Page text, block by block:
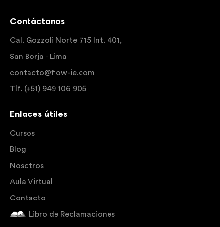
Contáctanos
Cal. Gozzoli Norte 715 Int. 401,
San Borja - Lima
contacto@flow-ie.com
Tlf. (+51) 949 106 905
Enlaces útiles
Cursos
Blog
Nosotros
Aula Virtual
Contacto
Libro de Reclamaciones